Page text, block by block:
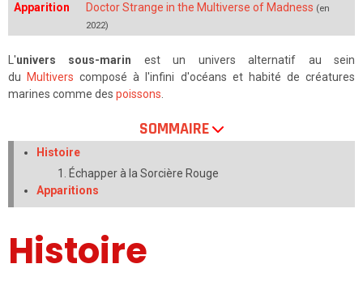
Apparition
Doctor Strange in the Multiverse of Madness (en
2022)
L'univers sous-marin est un univers alternatif au sein
du
Multivers composé à l'infini d'océans et habité de créatures
marines comme des poissons
SOMMAIRE
Histoire
Échapper à la Sorcière Rouge
Apparitions
Histoire